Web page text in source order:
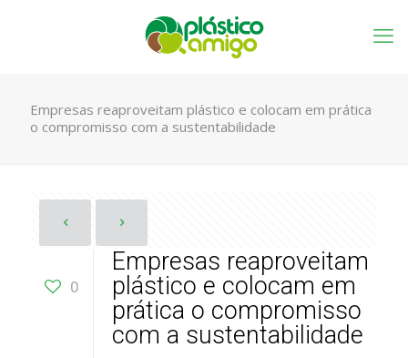
Empresas reaproveitam plástico e colocam em prática
o compromisso com a sustentabilidade
0
Empresas reaproveitam
plástico e colocam em
prática o compromisso
com a sustentabilidade